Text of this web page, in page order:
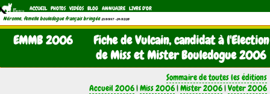
ACCUEIL PHOTOS VIDÉOS BLOG ANNUAIRE LIVRE D'OR
Néronne, femelle bouledogue français bringée (21/11/1997 - 04/11/2011)
EMMB 2006
Fiche de Vulcain, candidat à l'Election
de Miss et Mister Bouledogue 2006
Sommaire de toutes les éditions
Accueil 2006|Miss 2006|Mister 2006|Voter 2006